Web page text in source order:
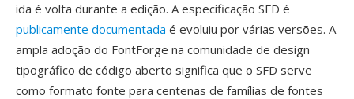
ida é volta durante a edição. A especificação SFD é
publicamente documentada é evoluiu por várias versões. A
ampla adoção do FontForge na comunidade de design
tipográfico de código aberto significa que o SFD serve
como formato fonte para centenas de famílias de fontes